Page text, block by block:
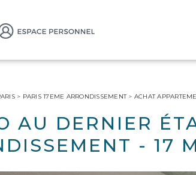
> PARIS 17EME ARRONDISSEMENT> ACHAT
AU DERNIER
- 17 M